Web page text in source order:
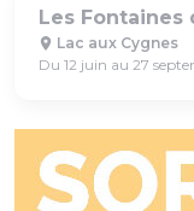
Les Fontaines
Lac aux Cygnes
Du 12 juin au 27